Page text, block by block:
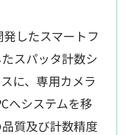
発したスマートフ
スパッタ計数シ
に、専用カメラ
へシステムを移
質及び計数精度